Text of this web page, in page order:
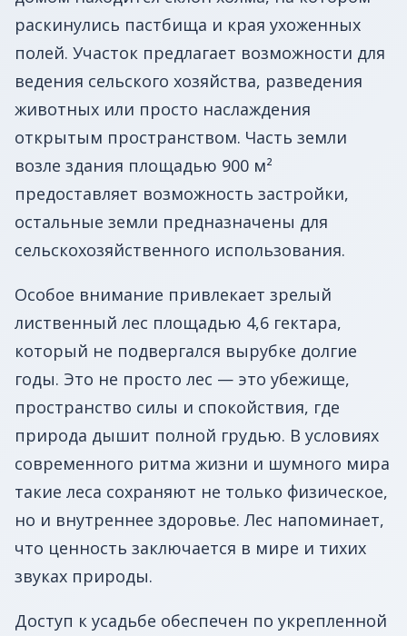
раскинулись пастбища и края ухоженных
полей. Участок предлагает возможности для
ведения сельского хозяйства, разведения
животных или просто наслаждения
открытым пространством. Часть земли
возле здания площадью 900 м²
предоставляет возможность застройки,
остальные земли предназначены для
сельскохозяйственного использования.
Особое внимание привлекает зрелый
лиственный лес площадью 4,6 гектара,
который не подвергался вырубке долгие
годы. Это не просто лес — это убежище,
пространство силы и спокойствия, где
природа дышит полной грудью. В условиях
современного ритма жизни и шумного мира
такие леса сохраняют не только физическое,
но и внутреннее здоровье. Лес напоминает,
что ценность заключается в мире и тихих
звуках природы.
Доступ к усадьбе обеспечен по укрепленной